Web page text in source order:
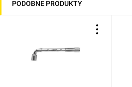
PODOBNE PRODUKTY